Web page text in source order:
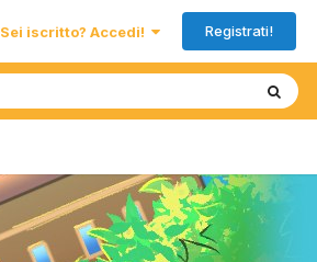
Sei iscritto? Accedi! Registrati!